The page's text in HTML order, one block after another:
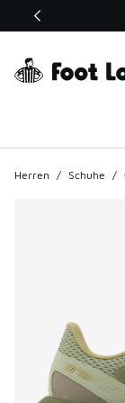
Dieser Link öffnet
Herren / Schuhe /